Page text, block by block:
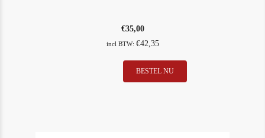
€35,00
incl BTW: €42,35
BESTEL NU